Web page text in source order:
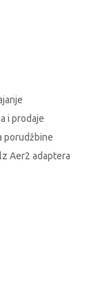
i prodaje
porudžbine
Aer2 adaptera